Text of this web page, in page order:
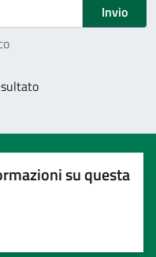
Invio
su questa
5